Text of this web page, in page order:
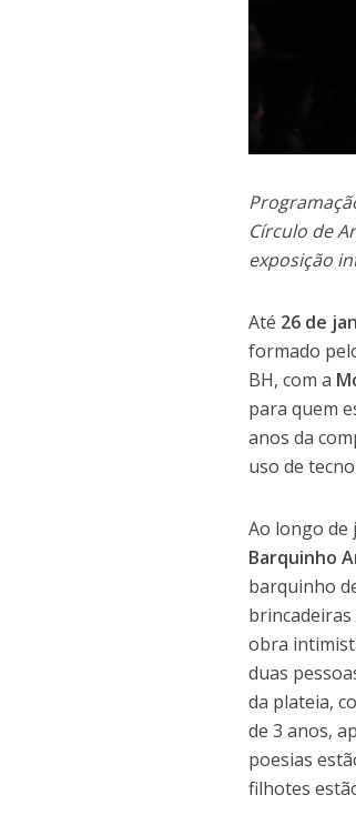
Círculo de
Até 26 de
formado
BH, com a
para quem
anos da
uso de
Ao longo de
Barquinho
barquinho
obra
duas
da plateia,
de 3 anos,
poesias
filhotes